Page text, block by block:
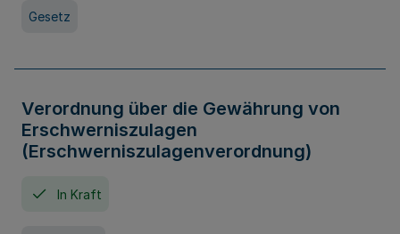
Gesetz
Verordnung über die Gewährung von
Erschwerniszulagen
(Erschwerniszulagenverordnung)
In Kraft